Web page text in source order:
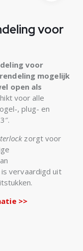
voor
voor
mogelijk
open als
voor alle
, plug- en
zorgt voor
vervaardigd uit
>>